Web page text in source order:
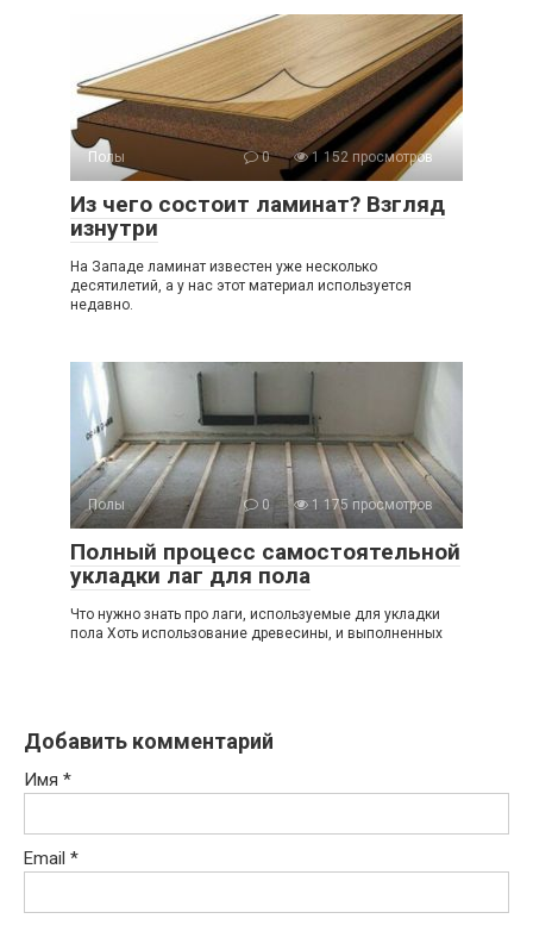
Полы 0 1 152 просмотров
Из чего состоит ламинат? Взгляд
изнутри
На Западе ламинат известен уже несколько
десятилетий, а у нас этот материал используется
недавно.
Полы 0 1 175 просмотров
Полный процесс самостоятельной
укладки лаг для пола
Что нужно знать про лаги, используемые для укладки
пола Хоть использование древесины, и выполненных
Добавить комментарий
Имя *
Email *